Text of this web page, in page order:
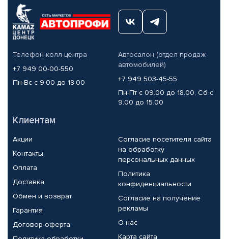
Телефон колл-центра
+7 949 00-00-550
Пн-Вс с 9.00 до 18.00
Автосалон (отдел продаж
автомобилей)
+7 949 503-45-55
Пн-Пт с 09.00 до 18.00, Сб с
9.00 до 15.00
Клиентам
Акции
Контакты
Оплата
Доставка
Обмен и возврат
Гарантия
Договор-оферта
Согласие посетителя сайта
на обработку
персональных данных
Политика
конфиденциальности
Согласие на получение
рекламы
О нас
Карта сайта